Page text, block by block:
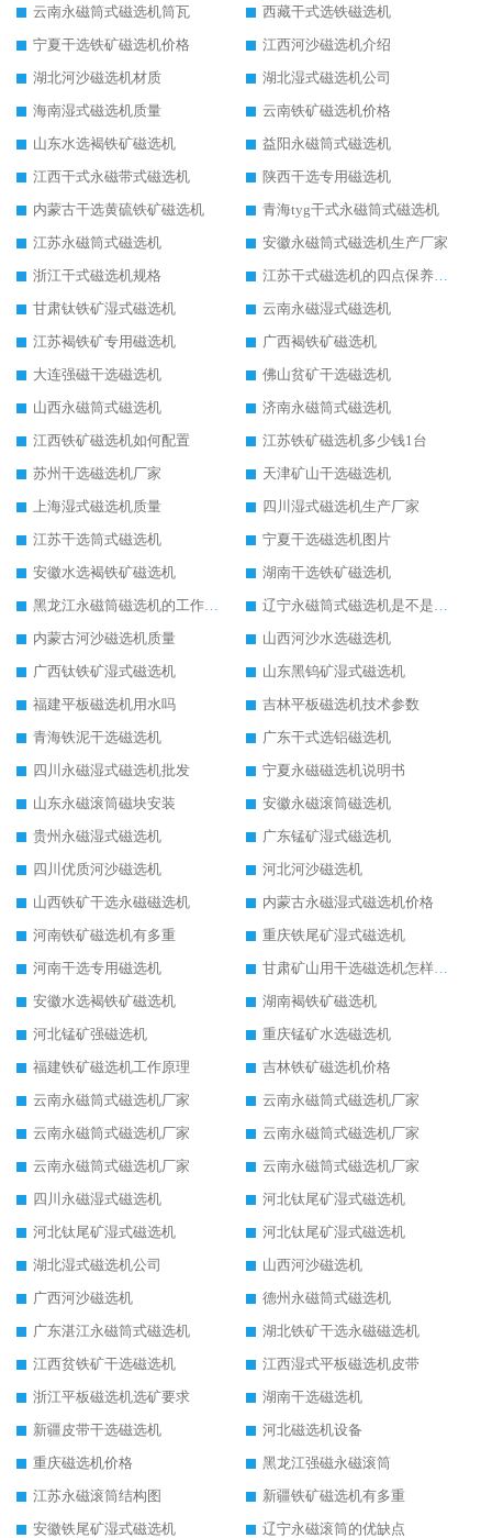
云南永磁筒式磁选机筒瓦
西藏干式选铁磁选机
宁夏干选铁矿磁选机价格
江西河沙磁选机介绍
湖北河沙磁选机材质
湖北湿式磁选机公司
海南湿式磁选机质量
云南铁矿磁选机价格
山东水选褐铁矿磁选机
益阳永磁筒式磁选机
江西干式永磁带式磁选机
陕西干选专用磁选机
内蒙古干选黄硫铁矿磁选机
青海tyg干式永磁筒式磁选机
江苏永磁筒式磁选机
安徽永磁筒式磁选机生产厂家
浙江干式磁选机规格
甘肃钛铁矿湿式磁选机
云南永磁湿式磁选机
江苏褐铁矿专用磁选机
广西褐铁矿磁选机
大连强磁干选磁选机
佛山贫矿干选磁选机
山西永磁筒式磁选机
济南永磁筒式磁选机
江西铁矿磁选机如何配置
江苏铁矿磁选机多少钱1台
苏州干选磁选机厂家
天津矿山干选磁选机
上海湿式磁选机质量
四川湿式磁选机生产厂家
江苏干选筒式磁选机
宁夏干选磁选机图片
安徽水选褐铁矿磁选机
湖南干选铁矿磁选机
内蒙古河沙磁选机质量
山西河沙水选磁选机
广西钛铁矿湿式磁选机
山东黑钨矿湿式磁选机
福建平板磁选机用水吗
吉林平板磁选机技术参数
青海铁泥干选磁选机
广东干式选铝磁选机
四川永磁湿式磁选机批发
宁夏永磁磁选机说明书
山东永磁滚筒磁块安装
安徽永磁滚筒磁选机
贵州永磁湿式磁选机
广东锰矿湿式磁选机
四川优质河沙磁选机
河北河沙磁选机
山西铁矿干选永磁磁选机
内蒙古永磁湿式磁选机价格
河南铁矿磁选机有多重
重庆铁尾矿湿式磁选机
河南干选专用磁选机
安徽水选褐铁矿磁选机
湖南褐铁矿磁选机
河北锰矿强磁选机
重庆锰矿水选磁选机
福建铁矿磁选机工作原理
吉林铁矿磁选机价格
云南永磁筒式磁选机厂家
云南永磁筒式磁选机厂家
云南永磁筒式磁选机厂家
云南永磁筒式磁选机厂家
云南永磁筒式磁选机厂家
云南永磁筒式磁选机厂家
四川永磁湿式磁选机
河北钛尾矿湿式磁选机
河北钛尾矿湿式磁选机
河北钛尾矿湿式磁选机
湖北湿式磁选机公司
山西河沙磁选机
广西河沙磁选机
德州永磁筒式磁选机
广东湛江永磁筒式磁选机
湖北铁矿干选永磁磁选机
江西贫铁矿干选磁选机
江西湿式平板磁选机皮带
浙江平板磁选机选矿要求
湖南干选磁选机
新疆皮带干选磁选机
河北磁选机设备
重庆磁选机价格
黑龙江强磁永磁滚筒
江苏永磁滚筒结构图
新疆铁矿磁选机有多重
安徽铁尾矿湿式磁选机
辽宁永磁滚筒的优缺点